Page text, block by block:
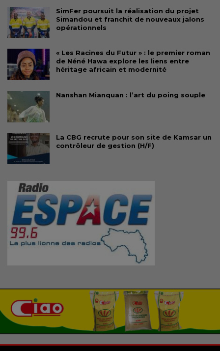
SimFer poursuit la réalisation du projet
Simandou et franchit de nouveaux jalons
opérationnels
« Les Racines du Futur » : le premier roman
de Néné Hawa explore les liens entre
héritage africain et modernité
Nanshan Mianquan : l’art du poing souple
La CBG recrute pour son site de Kamsar un
contrôleur de gestion (H/F)